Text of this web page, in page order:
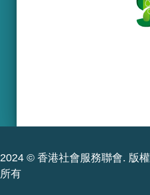
2024 © 香港社會服務聯會. 版權
所有